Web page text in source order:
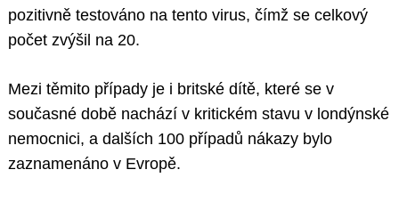
pozitivně testováno na tento virus, čímž se celkový
počet zvýšil na 20.
Mezi těmito případy je i britské dítě, které se v
současné době nachází v kritickém stavu v londýnské
nemocnici, a dalších 100 případů nákazy bylo
zaznamenáno v Evropě.